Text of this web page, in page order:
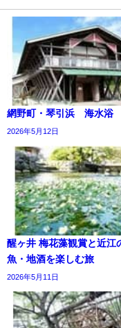
網野町・琴引浜 海水浴
2026年5月12日
醒ヶ井 梅花藻観賞と近江
魚・地酒を楽しむ旅
2026年5月11日